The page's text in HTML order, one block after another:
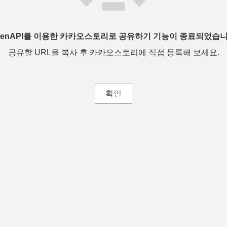
를 이용한 카카오스토리로 공유하기 기능이 종료되었습
공유할 URL을 복사 후 카카오스토리에 직접 등록해 보세요.
확인